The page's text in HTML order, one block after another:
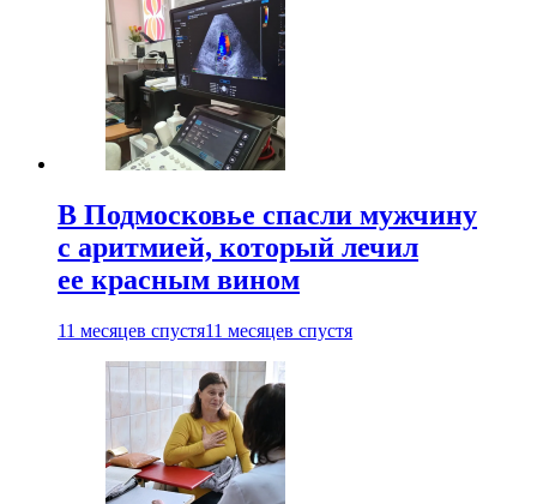
В Подмосковье спасли мужчину
с аритмией, который лечил
ее красным вином
11 месяцев спустя11 месяцев спустя